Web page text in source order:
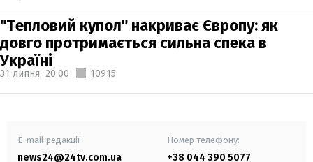
"Тепловий купол" накриває Європу: як
довго протримається сильна спека в
Україні
31 липня, 20:00 10915
E-mail редакції
news24@24tv.com.ua
Номер телефону:
+38 044 390 5077